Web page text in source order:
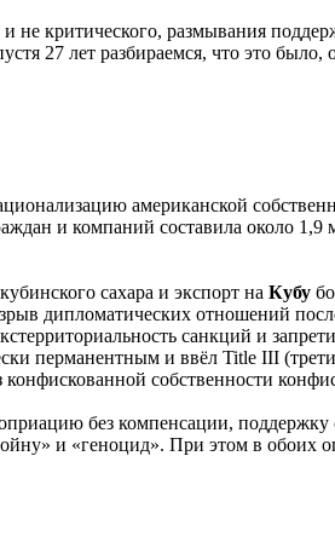
не критического, размывания
27 лет разбираемся, что это было,
американской
и компаний составила около
сахара и экспорт на Кубу
дипломатических отношений
санкций и
перманентным и ввёл Title III
собственности
без компенсации,
и «геноцид». При этом в обоих